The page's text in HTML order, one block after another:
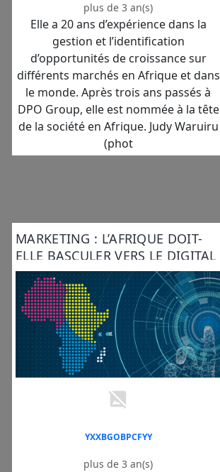
plus de 3 an(s)
Elle a 20 ans d’expérience dans la
gestion et l’identification
d’opportunités de croissance sur
différents marchés en Afrique et dans
le monde. Après trois ans passés à
DPO Group, elle est nommée à la tête
de la société en Afrique. Judy Waruiru
(phot
MARKETING : L’AFRIQUE DOIT-
ELLE BASCULER VERS LE DIGITAL
?
YXXBGOBPCFYY
plus de 3 an(s)